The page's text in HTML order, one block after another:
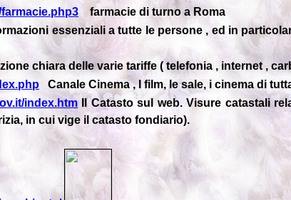
farmacie di turno a Roma
essenziali a tutte le persone , ed in
chiara delle varie tariffe ( telefonia , internet ,
Canale Cinema , I film, le sale, i cinema di
index.htmIl Catasto sul web. Visure catastali
in cui vige il catasto fondiario).